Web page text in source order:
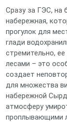
Сразу за ГЭС, на
набережная,
прогулок для
глади
стремительно,
лесами – это
создает
для множества
набережной
атмосферу
проплывающими